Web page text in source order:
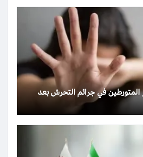
المتورطين في جرائم التحرش بعد